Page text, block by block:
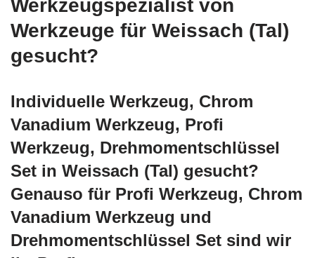
Werkzeugspezialist von
Werkzeuge für Weissach (Tal)
gesucht?
Individuelle Werkzeug, Chrom
Vanadium Werkzeug, Profi
Werkzeug, Drehmomentschlüssel
Set in Weissach (Tal) gesucht?
Genauso für Profi Werkzeug, Chrom
Vanadium Werkzeug und
Drehmomentschlüssel Set sind wir